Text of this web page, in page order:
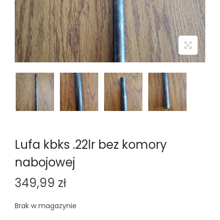
n
Lufa kbks .22lr bez komory
nabojowej
349,99 zł
Brak w magazynie